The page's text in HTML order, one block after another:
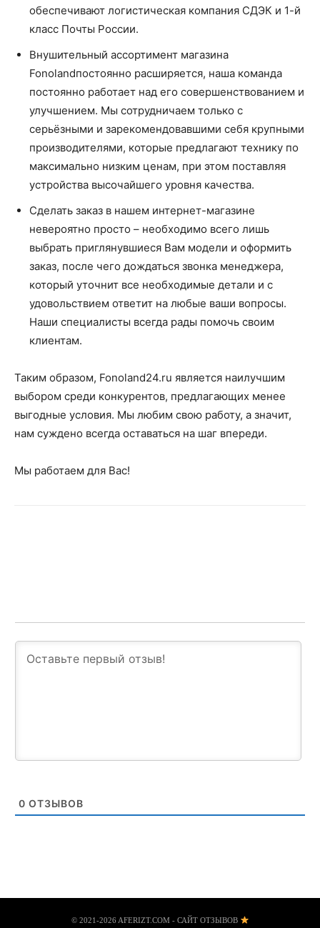
обеспечивают логистическая компания СДЭК и 1-й
класс Почты России.
Внушительный ассортимент магазина
Fonolandпостоянно расширяется, наша команда
постоянно работает над его совершенствованием и
улучшением. Мы сотрудничаем только с
серьёзными и зарекомендовавшими себя крупными
производителями, которые предлагают технику по
максимально низким ценам, при этом поставляя
устройства высочайшего уровня качества.
Сделать заказ в нашем интернет-магазине
невероятно просто – необходимо всего лишь
выбрать приглянувшиеся Вам модели и оформить
заказ, после чего дождаться звонка менеджера,
который уточнит все необходимые детали и с
удовольствием ответит на любые ваши вопросы.
Наши специалисты всегда рады помочь своим
клиентам.
Таким образом, Fonoland24.ru является наилучшим
выбором среди конкурентов, предлагающих менее
выгодные условия. Мы любим свою работу, а значит,
нам суждено всегда оставаться на шаг впереди.
Мы работаем для Вас!
0 ОТЗЫВОВ
© 2021-2026 AFERIZT.COM - САЙТ ОТЗЫВОВ